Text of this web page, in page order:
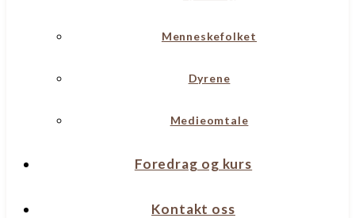
Menneskefolket
Dyrene
Medieomtale
Foredrag og kurs
Kontakt oss